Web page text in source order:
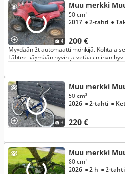
4
Muu merkki
200 €
50 cm³
2017 ● 2-tahti ●
Myydään 2t automaatti mönkijä.
Lähtee käymään hyvin ja vetääkin ihan
3
Muu merkki
220 €
50 cm³
2026 ● 2-tahti ●
Muu merkki
80 cm³
2026 ● 2 h ● 2-tahti